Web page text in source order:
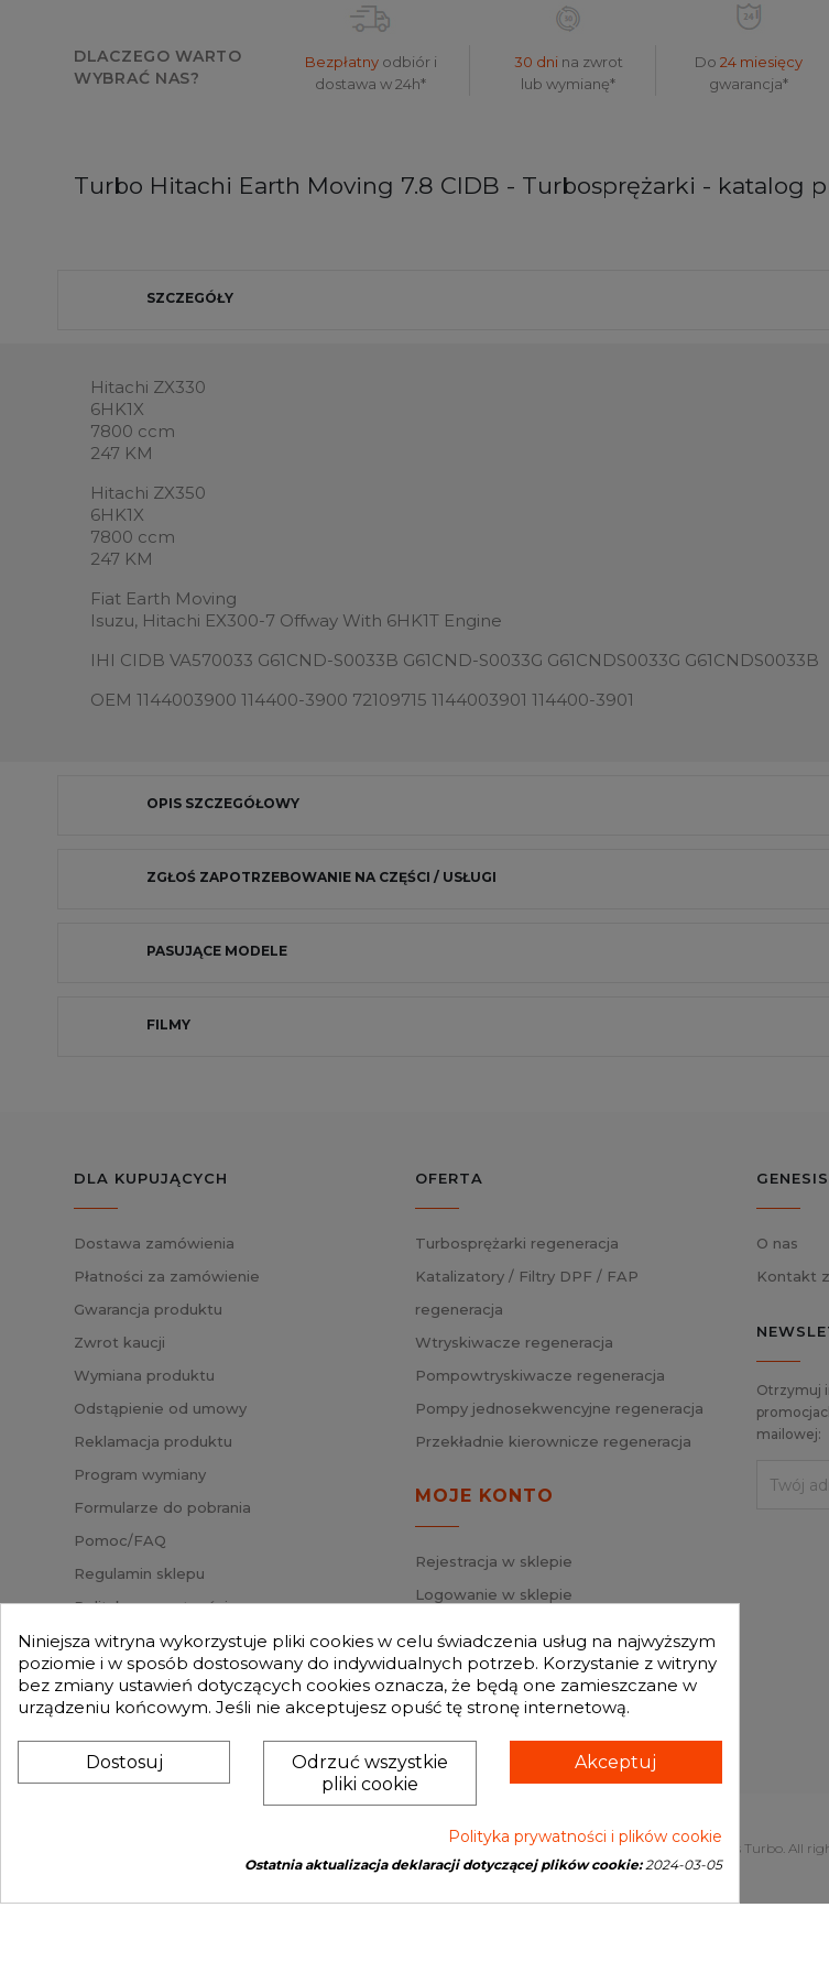
DLACZEGO WARTO
WYBRAĆ NAS?
Bezpłatnyodbiór i
dostawa w 24h*
30 dnina zwrot
lub wymianę*
Do24 miesięcy
gwarancja*
Turbo Hitachi Earth Moving 7.8 CIDB - Turbosprężarki - katalog
SZCZEGÓŁY
Hitachi ZX330
6HK1X
7800 ccm
247 KM
Hitachi ZX350
6HK1X
7800 ccm
247 KM
Fiat Earth Moving
Isuzu, Hitachi EX300-7 Offway With 6HK1T Engine
IHI CIDB VA570033 G61CND-S0033B G61CND-S0033G G61CNDS0033G G61CNDS0033B
OEM 1144003900 114400-3900 72109715 1144003901 114400-3901
OPIS SZCZEGÓŁOWY
ZGŁOŚ ZAPOTRZEBOWANIE NA CZĘŚCI / USŁUGI
PASUJĄCE MODELE
FILMY
DLA KUPUJĄCYCH
Dostawa zamówienia
Płatności za zamówienie
Gwarancja produktu
Zwrot kaucji
Wymiana produktu
Odstąpienie od umowy
Reklamacja produktu
Program wymiany
Formularze do pobrania
Pomoc/FAQ
Regulamin sklepu
Polityka prywatności
Mapa strony
Nasz Blog
Słownik pojęć
Zwroty
OFERTA
Turbosprężarki regeneracja
Katalizatory / Filtry DPF / FAP
regeneracja
Wtryskiwacze regeneracja
Pompowtryskiwacze regeneracja
Pompy jednosekwencyjne regeneracja
Przekładnie kierownicze regeneracja
MOJE KONTO
Rejestracja w sklepie
Logowanie w sklepie
Status zamówienia
O nas
Kontakt
Otrzymuj
mailowej:
Copyright © 2026 Genesis Turbo. All
Niniejsza witryna wykorzystuje pliki cookies w celu świadczenia usług na najwyższym
poziomie i w sposób dostosowany do indywidualnych potrzeb. Korzystanie z witryny
bez zmiany ustawień dotyczących cookies oznacza, że będą one zamieszczane w
urządzeniu końcowym. Jeśli nie akceptujesz opuść tę stronę internetową.
Akceptuj
Odrzuć wszystkie
pliki cookie
Dostosuj
Polityka prywatności i plików cookie
Ostatnia aktualizacja deklaracji dotyczącej plików cookie:2024-03-05